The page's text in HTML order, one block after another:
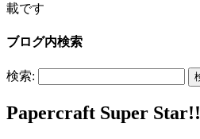
載です
ブログ内検索
検索:
Papercraft Super Star!!